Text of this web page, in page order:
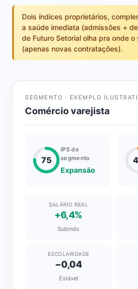
Dois índices proprietários,
a saúde imediata (admissões +
de Futuro Setorial olha pra onde
(apenas novas contratações).
SEGMENTO · EXEMPLO
Comércio varejista
75
IPS do
segmento
Expansão
SALÁRIO REAL
+6,4%
Subindo
ESCOLARIDADE
−0,04
Estável